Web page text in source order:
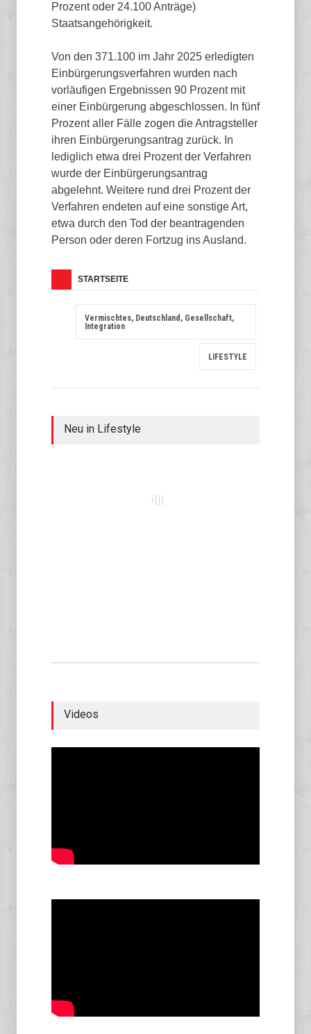
Prozent oder 24.100 Anträge)
Staatsangehörigkeit.
Von den 371.100 im Jahr 2025 erledigten
Einbürgerungsverfahren wurden nach
vorläufigen Ergebnissen 90 Prozent mit
einer Einbürgerung abgeschlossen. In fünf
Prozent aller Fälle zogen die Antragsteller
ihren Einbürgerungsantrag zurück. In
lediglich etwa drei Prozent der Verfahren
wurde der Einbürgerungsantrag
abgelehnt. Weitere rund drei Prozent der
Verfahren endeten auf eine sonstige Art,
etwa durch den Tod der beantragenden
Person oder deren Fortzug ins Ausland.
STARTSEITE
Vermischtes, Deutschland, Gesellschaft,
Integration
LIFESTYLE
Neu in Lifestyle
Videos